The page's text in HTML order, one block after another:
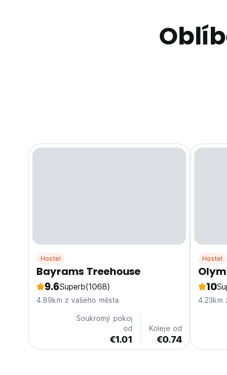
Hostel
Bayrams Treehouse
9.6Superb(1068)
4.89km z vašeho města
Soukromý pokoj
od
€1.01
Koleje od
€0.74
Hostel
10
4.23km